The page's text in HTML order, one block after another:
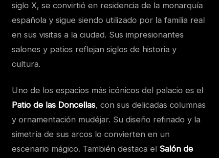
siglo X, se convirtió en residencia de la monarquía
española y sigue siendo utilizado por la familia real
en sus visitas a la ciudad. Sus impresionantes
salones y patios reflejan siglos de historia y
cultura.
Uno de los espacios más icónicos del palacio es el
Patio de las Doncellas, con sus delicadas columnas
y ornamentación mudéjar. Su diseño refinado y la
simetría de sus arcos lo convierten en un
escenario mágico. También destaca el Salón de